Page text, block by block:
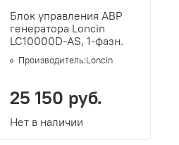
Блок управления АВР
генератора Loncin
LC10000D-AS, 1-фазн.
Производитель:Loncin
Нет в наличии
25 150 руб.